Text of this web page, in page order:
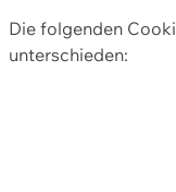
Die folgenden
unterschieden: